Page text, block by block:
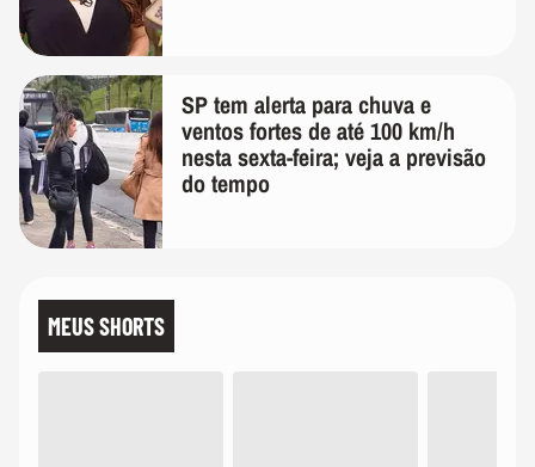
SP tem alerta para chuva e
ventos fortes de até 100 km/h
nesta sexta-feira; veja a previsão
do tempo
MEUS SHORTS